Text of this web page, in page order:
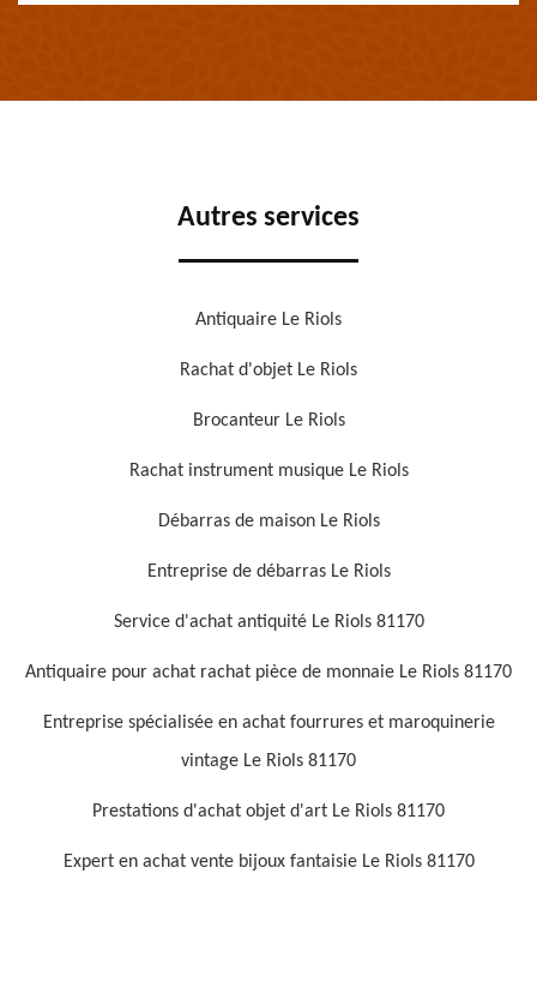
Autres services
Antiquaire Le Riols
Rachat d'objet Le Riols
Brocanteur Le Riols
Rachat instrument musique Le Riols
Débarras de maison Le Riols
Entreprise de débarras Le Riols
Service d'achat antiquité Le Riols 81170
Antiquaire pour achat rachat pièce de monnaie Le Riols 81170
Entreprise spécialisée en achat fourrures et maroquinerie
vintage Le Riols 81170
Prestations d'achat objet d'art Le Riols 81170
Expert en achat vente bijoux fantaisie Le Riols 81170